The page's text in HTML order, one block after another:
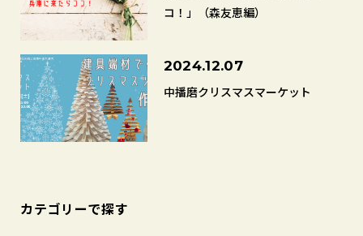
コ！」（森友恵編）
2024.12.07
中播磨クリスマスマーケット
カテゴリーで探す